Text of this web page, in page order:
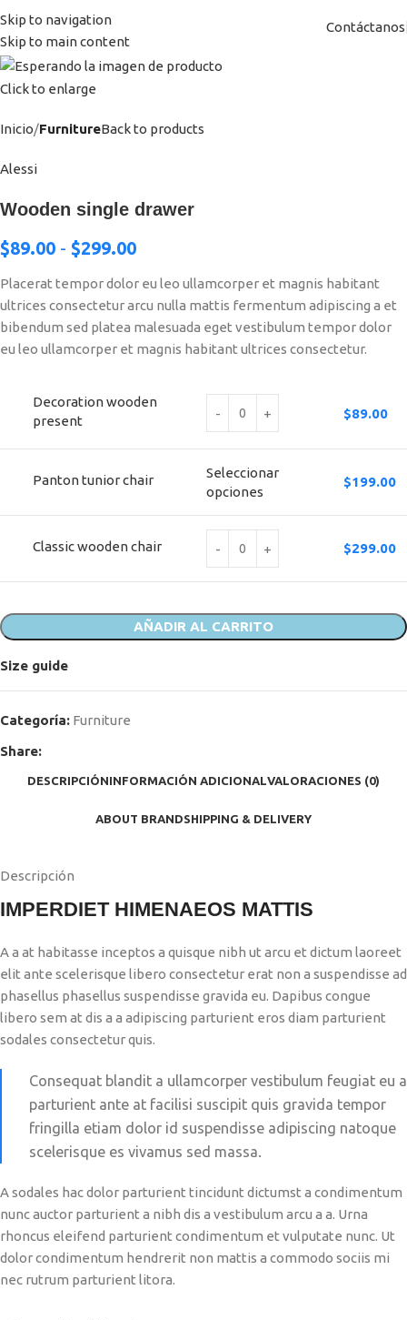
Skip to navigation
Skip to main content
Contáctanos
Click to enlarge
Inicio FurnitureBack to products
Alessi
Wooden single drawer
$89.00 - $299.00
Placerat tempor dolor eu leo ullamcorper et magnis habitant
ultrices consectetur arcu nulla mattis fermentum adipiscing a et
bibendum sed platea malesuada eget vestibulum tempor dolor
eu leo ullamcorper et magnis habitant ultrices consectetur.
Decoration wooden
present
$89.00
Panton tunior chair
Seleccionar
opciones
$199.00
Classic wooden chair $299.00
AÑADIR AL CARRITO
Size guide
Categoría: Furniture
Share:
DESCRIPCIÓNINFORMACIÓN ADICIONAL VALORACIONES (0)
ABOUT BRANDSHIPPING & DELIVERY
Descripción
IMPERDIET HIMENAEOS MATTIS
A a at habitasse inceptos a quisque nibh ut arcu et dictum laoreet
elit ante scelerisque libero consectetur erat non a suspendisse ad
phasellus phasellus suspendisse gravida eu. Dapibus congue
libero sem at dis a a adipiscing parturient eros diam parturient
sodales consectetur quis.
Consequat blandit a ullamcorper vestibulum feugiat eu a
parturient ante at facilisi suscipit quis gravida tempor
fringilla etiam dolor id suspendisse adipiscing natoque
scelerisque es vivamus sed massa.
A sodales hac dolor parturient tincidunt dictumst a condimentum
nunc auctor parturient a nibh dis a vestibulum arcu a a. Urna
rhoncus eleifend parturient condimentum et vulputate nunc. Ut
dolor condimentum hendrerit non mattis a commodo sociis mi
nec rutrum parturient litora.